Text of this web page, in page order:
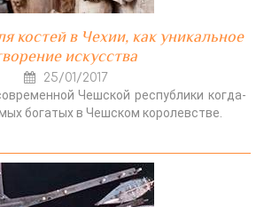
костей в Чехии, как уникальное
искусства
25/01/2017
Чешской республики когда-
богатых в Чешском королевстве.